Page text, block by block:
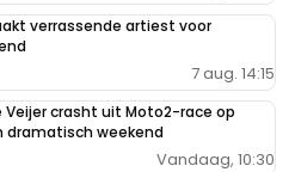
verrassende artiest voor
7 aug. 14:15
crasht uit Moto2-race op
dramatisch weekend
Vandaag, 10:30